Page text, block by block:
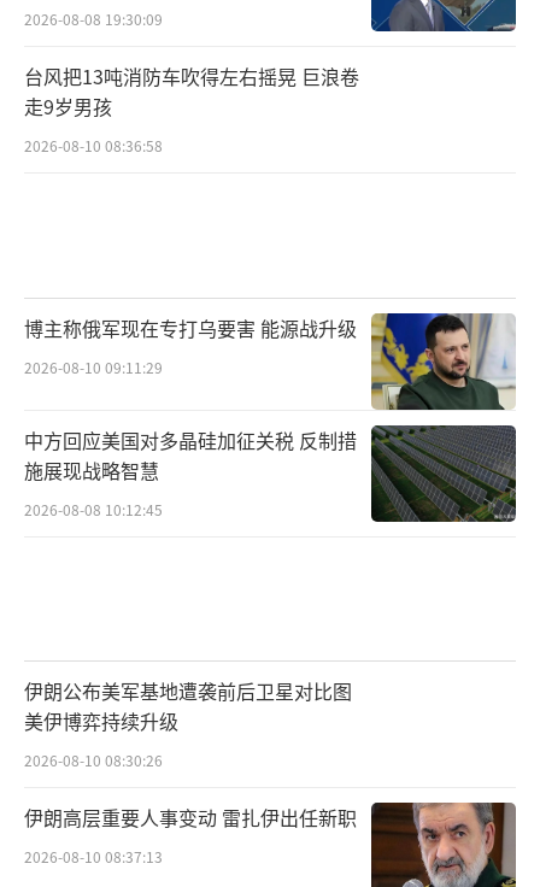
2026-08-08 19:30:09
台风把13吨消防车吹得左右摇晃 巨浪卷
走9岁男孩
2026-08-10 08:36:58
博主称俄军现在专打乌要害 能源战升级
2026-08-10 09:11:29
中方回应美国对多晶硅加征关税 反制措
施展现战略智慧
2026-08-08 10:12:45
伊朗公布美军基地遭袭前后卫星对比图
美伊博弈持续升级
2026-08-10 08:30:26
伊朗高层重要人事变动 雷扎伊出任新职
2026-08-10 08:37:13